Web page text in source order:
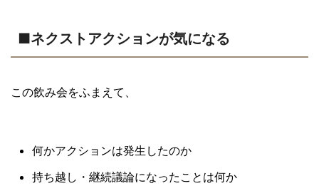
■ネクストアクションが気になる
この飲み会をふまえて、
何かアクションは発生したのか
持ち越し・継続議論になったことは何か